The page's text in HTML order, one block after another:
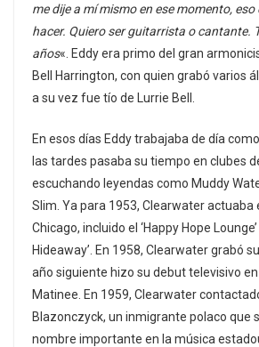
me dije a mí mismo en ese momento, eso
hacer. Quiero ser guitarrista o cantante.
años«. Eddy era primo del gran
Bell Harrington, con quien grabó varios
a su vez fue tío de Lurrie Bell.
En esos días Eddy trabajaba de día
las tardes pasaba su tiempo en clubes
escuchando leyendas como Muddy
Slim. Ya para 1953, Clearwater actuaba
Chicago, incluido el ‘Happy Hope Lounge’
Hideaway’. En 1958, Clearwater grabó
año siguiente hizo su debut televisivo
Matinee. En 1959, Clearwater
Blazonczyck, un inmigrante polaco que
nombre importante en la música